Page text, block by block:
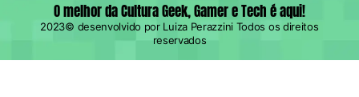
O melhor da Cultura Geek, Gamer e Tech é aqui!
2023© desenvolvido por Luiza Perazzini Todos os direitos
reservados